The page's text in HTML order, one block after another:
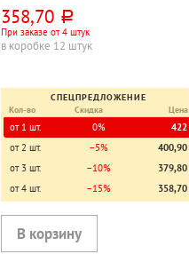
358,70 руб.
При заказе от 4 штук
в коробке 12 штук
СПЕЦПРЕДЛОЖЕНИЕ
Кол-во
Скидка Цена
от 1 шт. 0%
422
от 2 шт.
−5%
400,90
от 3 шт.
−10%
379,80
от 4 шт.
−15% 358,70